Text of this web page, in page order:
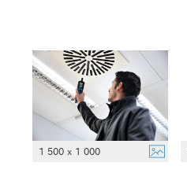
1 500 x 1 000